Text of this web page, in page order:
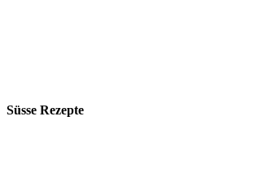
Süsse Rezepte